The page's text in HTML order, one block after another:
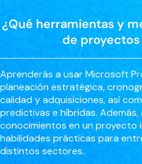
¿Qué herramientas y
de
Aprenderás a usar Microsoft
planeación estratégica,
calidad y adquisiciones, así
predictivas e híbridas.
conocimientos en un proyecto
habilidades prácticas para
distintos sectores.